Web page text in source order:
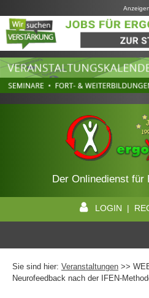
Der Onlinedienst für
LOGIN |
Sie sind hier: Veranstaltungen >>
Neurofeedback nach der IFEN-